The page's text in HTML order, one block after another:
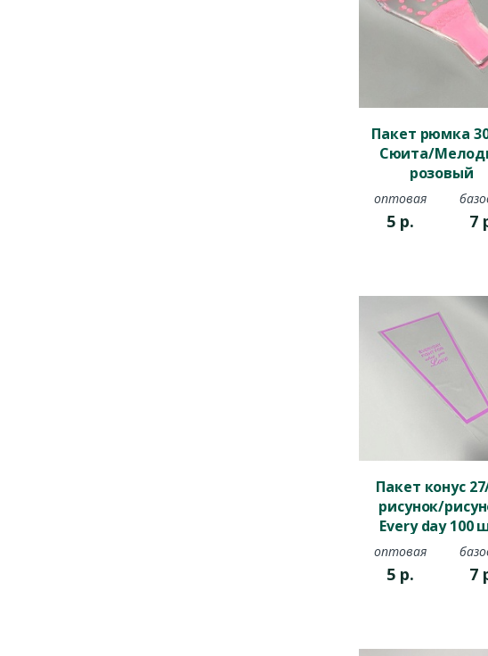
Пакет рюмка
Сюита/
розовый
оптовая
5 р. 7
Пакет конус
рисунок/
Every day 100
сиреневый
оптовая
5 р. 7